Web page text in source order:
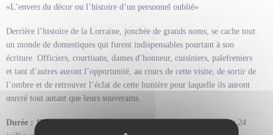
«L’envers du décor ou l’histoire d’un personnel oublié»
Derrière l’histoire de la Lorraine, jonchée de grands noms, se cache tout
un monde de domestiques qui furent indispensables pourtant à son
écriture. Officiers, courtisans, dames d’honneur, cuisiniers, palefreniers
et tant d’autres auront l’opportunité, au cours de cette visite, de sortir de
l’ombre et de retrouver l’éclat de cette lumière pour laquelle ils auront
œuvré tout autant que leurs souverains.
Durée : 1h. TOUT PUBLIC:Mercredi, vendredi et samedis 11 et 24